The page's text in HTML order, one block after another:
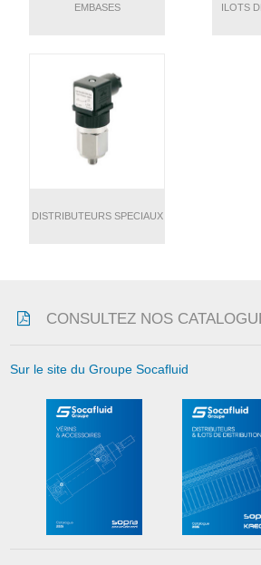
EMBASES ILOTS
DISTRIBUTEURS SPECIAUX
CONSULTEZ NOS
Sur le site du Groupe Socafluid